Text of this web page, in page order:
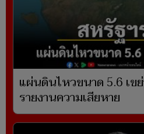
แผ่นดินไหวขนาด 5.6 เข
รายงานความเสียหาย